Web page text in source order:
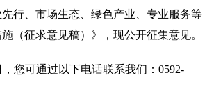
行、市场生态、绿色产业、专业服务等
（征求意见稿）》，现公开征集意见。
您可通过以下电话联系我们：0592-